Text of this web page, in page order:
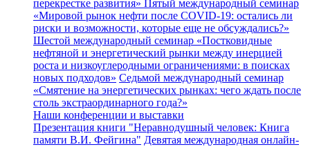
перекрестке развития» Пятый международный семинар
«Мировой рынок нефти после COVID-19: остались ли
риски и возможности, которые еще не обсуждались?»
Шестой международный семинар «Постковидные
нефтяной и энергетический рынки между инерцией
роста и низкоуглеродными ограничениями: в поисках
новых подходов» Седьмой международный семинар
«Смятение на энергетических рынках: чего ждать после
столь экстраординарного года?»
Наши конференции и выставки
Презентация книги "Неравнодушный человек: Книга
памяти В.И. Фейгина" Девятая международная онлайн-